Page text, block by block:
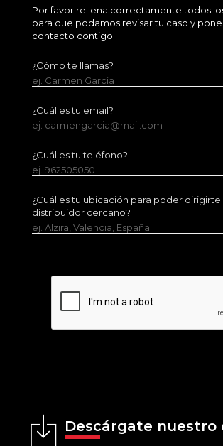
Por favor rellena correctamente todos
para que podamos revisar tu caso y
contacto contigo.
¿Cómo te llamas?
ej. Carmen García
¿Cuál es tu email?
ej. carmengarcia@mail.com
¿Cuál es tu teléfono?
ej. 962505050
¿Cuál es tu ubicación para poder dirigirte
distribuidor cercano?
ej. Alzira, Valencia, España.
Descárgate nuestro